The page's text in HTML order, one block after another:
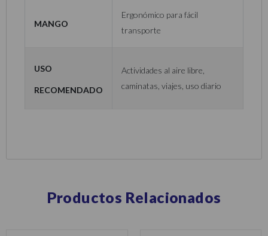
Mango
Ergonómico para fácil
transporte
Uso
recomendado
Actividades al aire libre,
caminatas, viajes, uso diario
Productos Relacionados